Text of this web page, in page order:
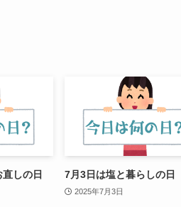
しの日 7月3日は塩と暮らしの日
2025年7月3日